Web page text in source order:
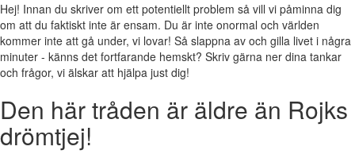
Hej! Innan du skriver om ett potentiellt problem så vill vi påminna dig
om att du faktiskt inte är ensam. Du är inte onormal och världen
kommer inte att gå under, vi lovar! Så slappna av och gilla livet i några
minuter - känns det fortfarande hemskt? Skriv gärna ner dina tankar
och frågor, vi älskar att hjälpa just dig!
Den här tråden är äldre än Rojks
drömtjej!